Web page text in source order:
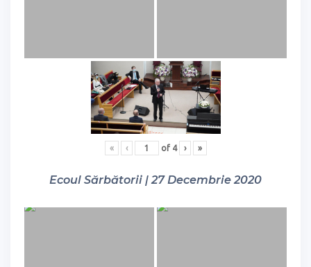
« ‹ of 4 › »
Ecoul Sărbătorii | 27 Decembrie 2020